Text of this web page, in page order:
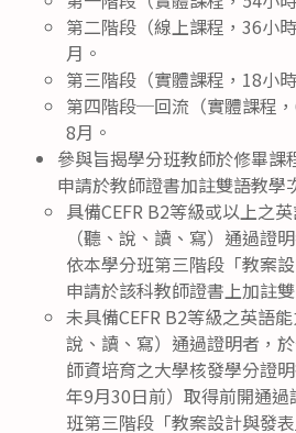
第二階段（線上課程，36小
月。
第三階段（實體課程，18小
第四階段─回流（實體課程
8月。
參與旨揭學分班教師於修畢課
申請於教師證書加註雙語教學
具備CEFR B2等級或以上之
（聽、說、讀、寫）通過證
依本學分班第三階段「教案
申請於該科教師證書上加註
未具備CEFR B2等級之英語
說、讀、寫）通過證明者，
師資培育之大學核發學分證
年9月30日前）取得前開通
班第三階段「教案設計與發